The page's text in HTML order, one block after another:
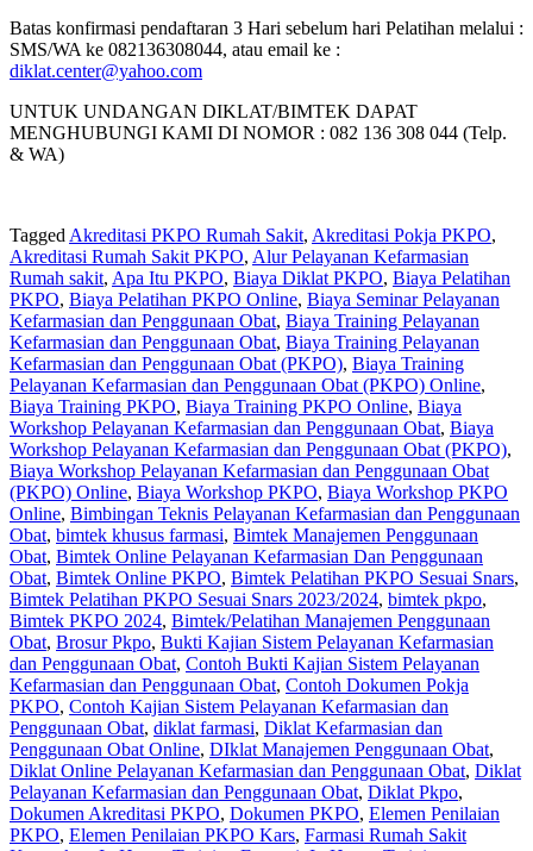
Batas konfirmasi pendaftaran 3 Hari sebelum hari Pelatihan melalui :
SMS/WA ke 082136308044, atau email ke :
diklat.center@yahoo.com
UNTUK UNDANGAN DIKLAT/BIMTEK DAPAT
MENGHUBUNGI KAMI DI NOMOR : 082 136 308 044 (Telp.
& WA)
Tagged Akreditasi PKPO Rumah Sakit, Akreditasi Pokja PKPO,
Akreditasi Rumah Sakit PKPO, Alur Pelayanan Kefarmasian
Rumah sakit, Apa Itu PKPO, Biaya Diklat PKPO, Biaya Pelatihan
PKPO, Biaya Pelatihan PKPO Online, Biaya Seminar Pelayanan
Kefarmasian dan Penggunaan Obat, Biaya Training Pelayanan
Kefarmasian dan Penggunaan Obat, Biaya Training Pelayanan
Kefarmasian dan Penggunaan Obat (PKPO), Biaya Training
Pelayanan Kefarmasian dan Penggunaan Obat (PKPO) Online,
Biaya Training PKPO, Biaya Training PKPO Online, Biaya
Workshop Pelayanan Kefarmasian dan Penggunaan Obat, Biaya
Workshop Pelayanan Kefarmasian dan Penggunaan Obat (PKPO),
Biaya Workshop Pelayanan Kefarmasian dan Penggunaan Obat
(PKPO) Online, Biaya Workshop PKPO, Biaya Workshop PKPO
Online, Bimbingan Teknis Pelayanan Kefarmasian dan Penggunaan
Obat, bimtek khusus farmasi, Bimtek Manajemen Penggunaan
Obat, Bimtek Online Pelayanan Kefarmasian Dan Penggunaan
Obat, Bimtek Online PKPO, Bimtek Pelatihan PKPO Sesuai Snars,
Bimtek Pelatihan PKPO Sesuai Snars 2023/2024, bimtek pkpo,
Bimtek PKPO 2024, Bimtek/Pelatihan Manajemen Penggunaan
Obat, Brosur Pkpo, Bukti Kajian Sistem Pelayanan Kefarmasian
dan Penggunaan Obat, Contoh Bukti Kajian Sistem Pelayanan
Kefarmasian dan Penggunaan Obat, Contoh Dokumen Pokja
PKPO, Contoh Kajian Sistem Pelayanan Kefarmasian dan
Penggunaan Obat, diklat farmasi, Diklat Kefarmasian dan
Penggunaan Obat Online, DIklat Manajemen Penggunaan Obat,
Diklat Online Pelayanan Kefarmasian dan Penggunaan Obat, Diklat
Pelayanan Kefarmasian dan Penggunaan Obat, Diklat Pkpo,
Dokumen Akreditasi PKPO, Dokumen PKPO, Elemen Penilaian
PKPO, Elemen Penilaian PKPO Kars, Farmasi Rumah Sakit